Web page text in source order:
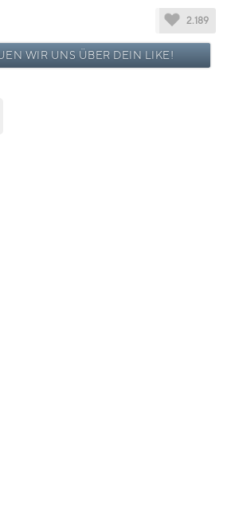
2.189
WIR UNS ÜBER DEIN LIKE!